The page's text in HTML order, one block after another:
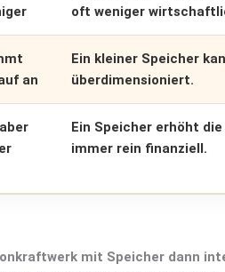
oft weniger
an
Ein kleiner Speicher
überdimensioniert.
Ein Speicher erhöht
immer rein finanziell.
mit Speicher dann